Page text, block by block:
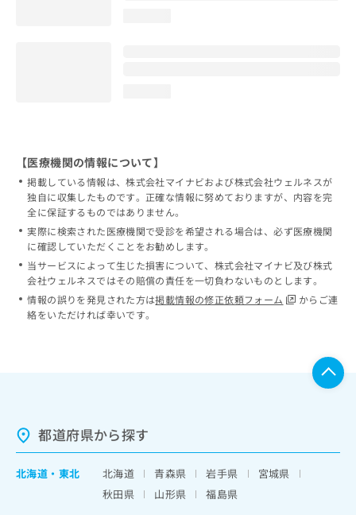
【医療機関の情報について】
掲載している情報は、株式会社マイナビおよび株式会社ウェルネスが
独自に収集したものです。正確な情報に努めておりますが、内容を完
全に保証するものではありません。
実際に検索された医療機関で受診を希望される場合は、必ず医療機関
に確認していただくことをお勧めします。
当サービスによって生じた損害について、株式会社マイナビ及び株式
会社ウェルネスではその賠償の責任を一切負わないものとします。
情報の誤りを発見された方は掲載情報の修正依頼フォーム
からご連
絡をいただければ幸いです。
都道府県から探す
北海道 ・ 東北 北海道 青森県 岩手県
宮城県
秋田県
山形県
福島県